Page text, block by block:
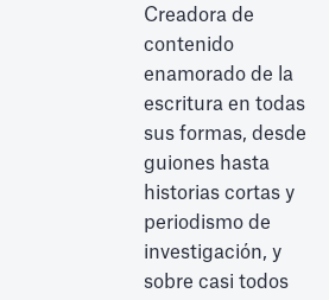
Creadora de
contenido
enamorado de la
escritura en todas
sus formas, desde
guiones hasta
historias cortas y
periodismo de
investigación, y
sobre casi todos